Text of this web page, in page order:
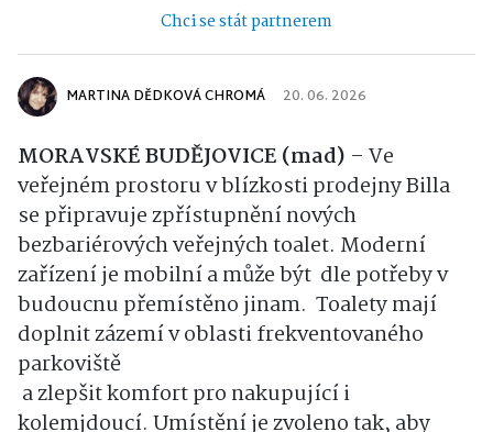
Chci se stát partnerem
MARTINA DĚDKOVÁ CHROMÁ 20. 06. 2026
MORAVSKÉ BUDĚJOVICE (mad) – Ve
veřejném prostoru v blízkosti prodejny Billa
se připravuje zpřístupnění nových
bezbariérových veřejných toalet. Moderní
zařízení je mobilní a může být dle potřeby v
budoucnu přemístěno jinam. Toalety mají
doplnit zázemí v oblasti frekventovaného
parkoviště
a zlepšit komfort pro nakupující i
kolemjdoucí. Umístění je zvoleno tak, aby